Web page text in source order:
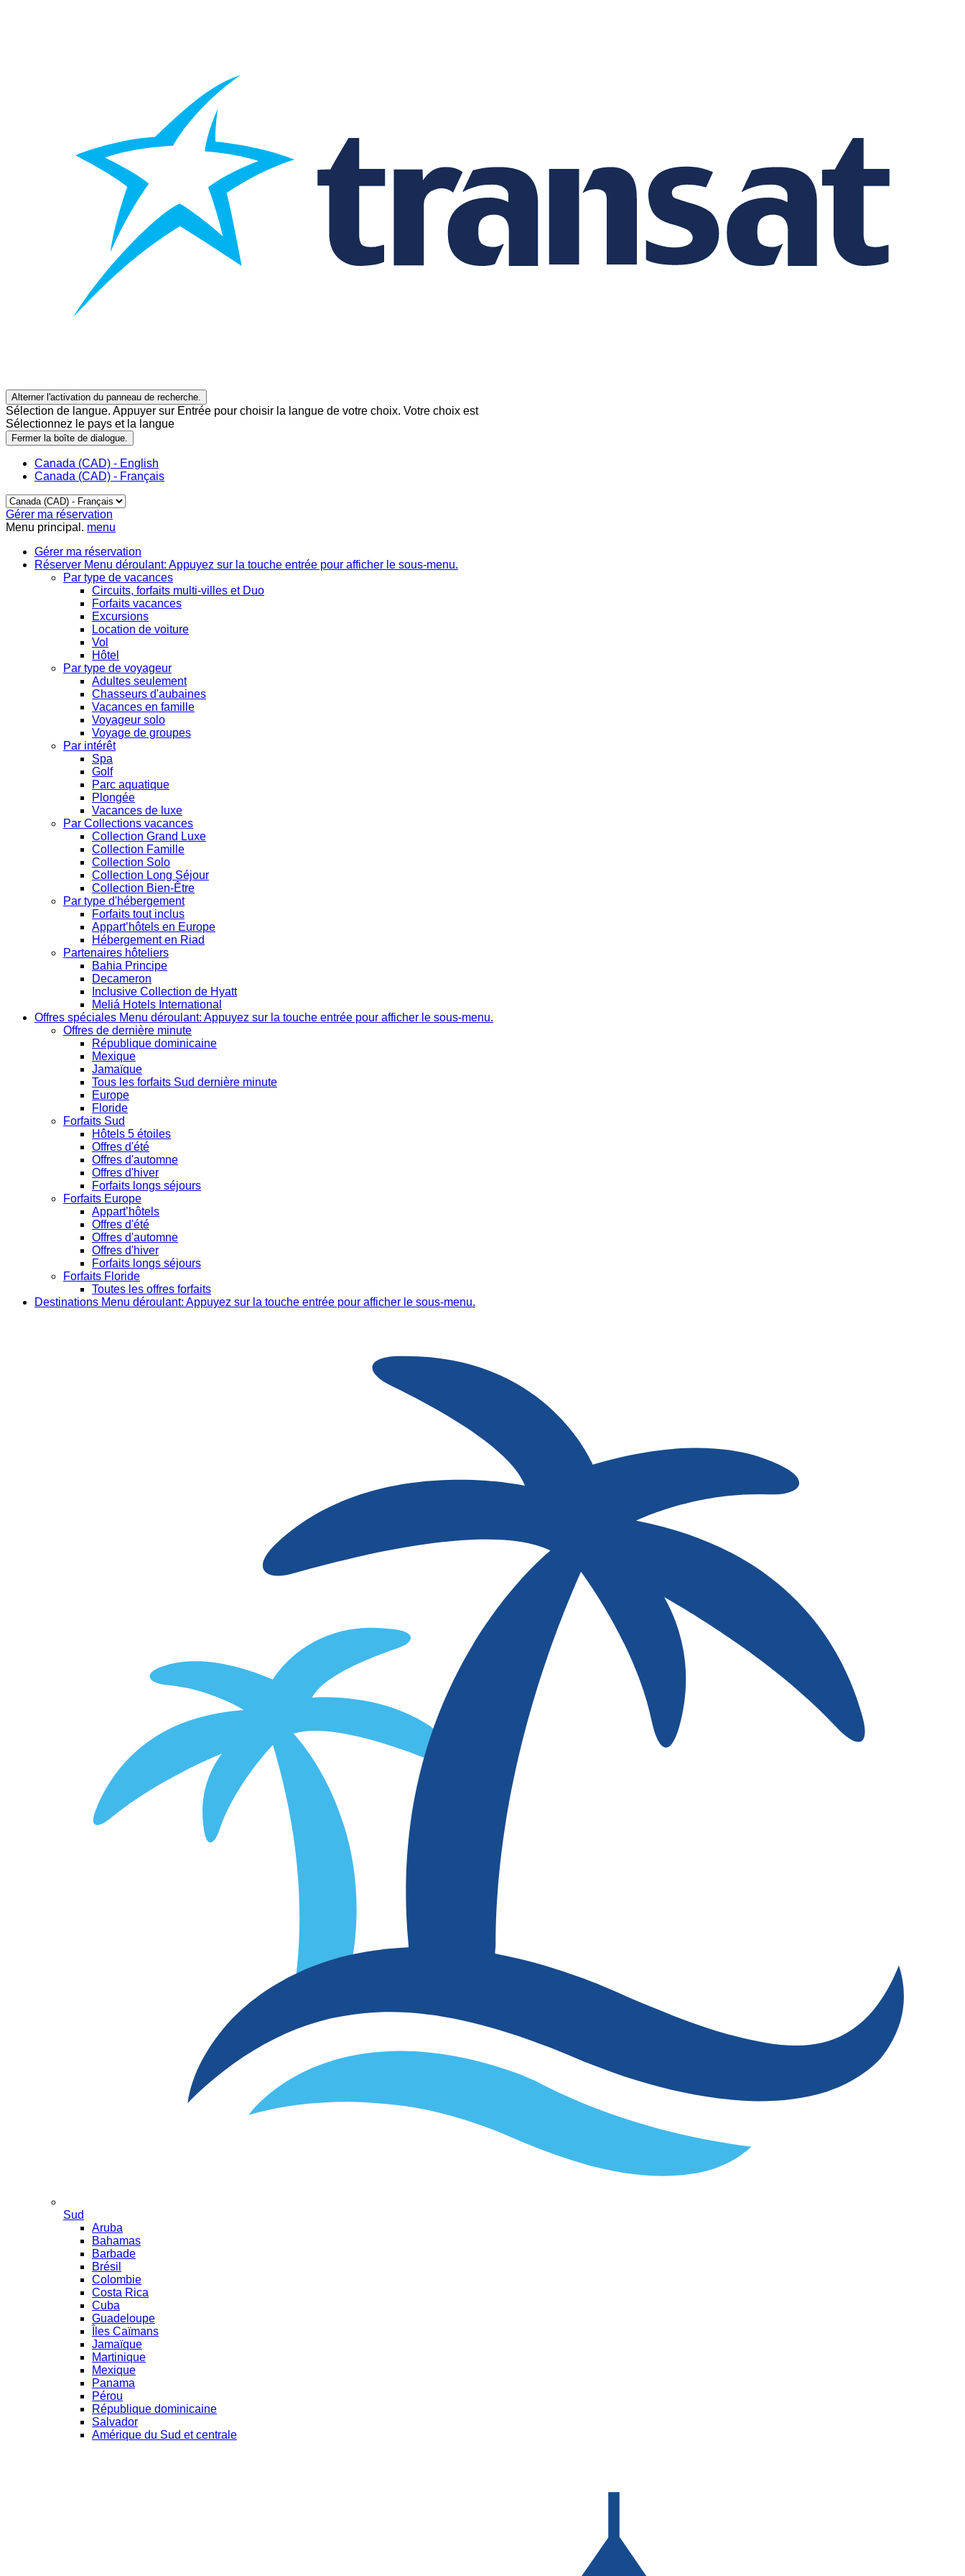
Alterner l'activation du panneau de recherche.
Sélection de langue. Appuyer sur Entrée pour choisir la langue de votre choix. Votre choix est
Sélectionnez le pays et la langue
Fermer la boîte de dialogue.
Canada (CAD) - English
Canada (CAD) - Français
Gérer ma réservation
Menu principal. menu
Gérer ma réservation
Réserver Menu déroulant: Appuyez sur la touche entrée pour afficher le sous-menu.
Par type de vacances
Circuits, forfaits multi-villes et Duo
Forfaits vacances
Excursions
Location de voiture
Vol
Hôtel
Par type de voyageur
Adultes seulement
Chasseurs d'aubaines
Vacances en famille
Voyageur solo
Voyage de groupes
Par intérêt
Spa
Golf
Parc aquatique
Plongée
Vacances de luxe
Par Collections vacances
Collection Grand Luxe
Collection Famille
Collection Solo
Collection Long Séjour
Collection Bien-Être
Par type d'hébergement
Forfaits tout inclus
Appart’hôtels en Europe
Hébergement en Riad
Partenaires hôteliers
Bahia Principe
Decameron
Inclusive Collection de Hyatt
Meliá Hotels International
Offres spéciales Menu déroulant: Appuyez sur la touche entrée pour afficher le sous-menu.
Offres de dernière minute
République dominicaine
Mexique
Jamaïque
Tous les forfaits Sud dernière minute
Europe
Floride
Forfaits Sud
Hôtels 5 étoiles
Offres d'été
Offres d'automne
Offres d'hiver
Forfaits longs séjours
Forfaits Europe
Appart’hôtels
Offres d'été
Offres d'automne
Offres d'hiver
Forfaits longs séjours
Forfaits Floride
Toutes les offres forfaits
Destinations Menu déroulant: Appuyez sur la touche entrée pour afficher le sous-menu.
Sud
Aruba
Bahamas
Barbade
Brésil
Colombie
Costa Rica
Cuba
Guadeloupe
Îles Caïmans
Jamaïque
Martinique
Mexique
Panama
Pérou
République dominicaine
Salvador
Amérique du Sud et centrale